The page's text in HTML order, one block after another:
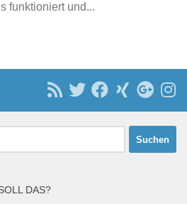
funktioniert und...
DAS?